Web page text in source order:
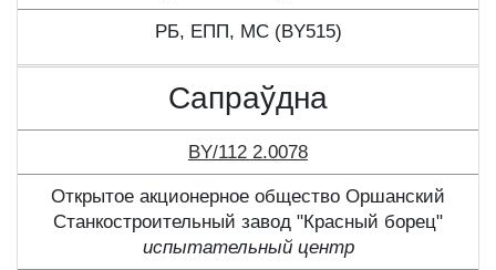
РБ, ЕПП, МС (BY515)
Сапраўдна
BY/112 2.0078
Открытое акционерное общество Оршанский
Станкостроительный завод "Красный борец"
испытательный центр